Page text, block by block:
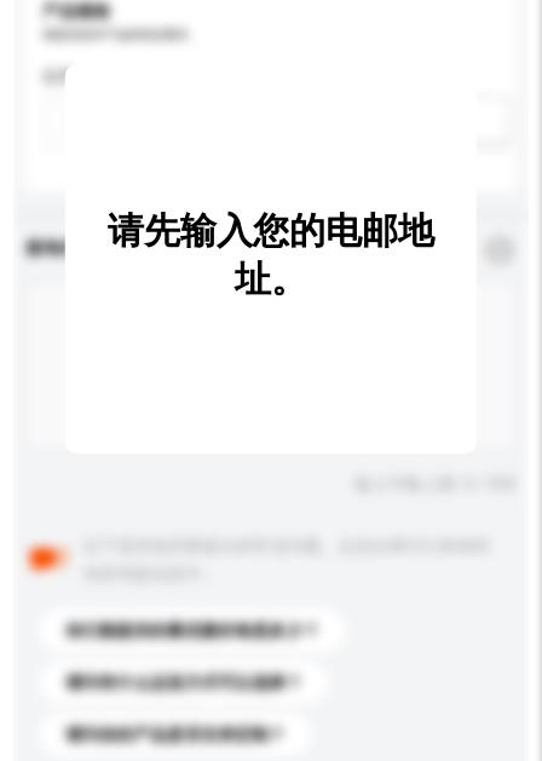
产品规格
应用
查询内容 *必须填写
你们能提供的最优惠价格是多少？
请问有什么运送方式可以选择？
请问你的产品是否支持定制？
请先输入您的电邮地
址。